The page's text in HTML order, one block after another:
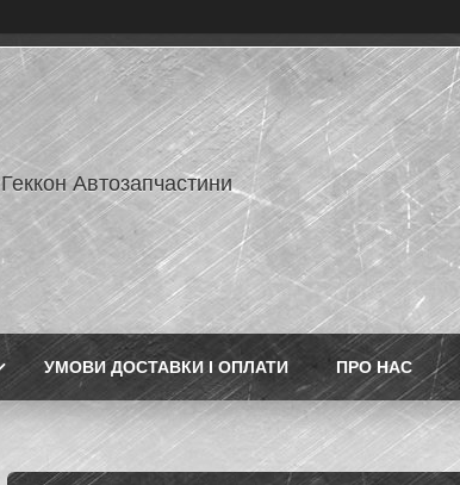
Геккон Автозапчастини
УМОВИ ДОСТАВКИ І ОПЛАТИ ПРО НАС